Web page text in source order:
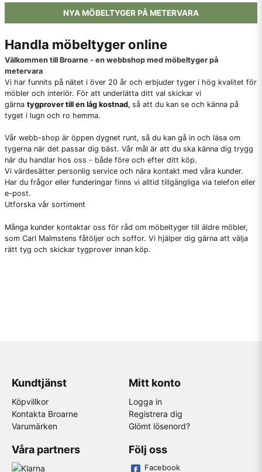
NYA MÖBELTYGER PÅ METERVARA
Handla möbeltyger online
Välkommen till Broarne - en webbshop med möbeltyger på
metervara
Vi har funnits på nätet i över 20 år och erbjuder tyger i hög kvalitet för
möbler och interiör. För att underlätta ditt val skickar vi
gärna tygprover till en låg kostnad, så att du kan se och känna på
tyget i lugn och ro hemma.
Vår webb-shop är öppen dygnet runt, så du kan gå in och läsa om
tygerna när det passar dig bäst. Vår mål är att du ska känna dig trygg
när du handlar hos oss - både före och efter ditt köp.
Vi värdesätter personlig service och nära kontakt med våra kunder.
Har du frågor eller funderingar finns vi alltid tillgängliga via telefon eller
e-post.
Utforska vår sortiment
Många kunder kontaktar oss för råd om möbeltyger till äldre möbler,
som Carl Malmstens fåtöljer och soffor. Vi hjälper dig gärna att välja
rätt tyg och skickar tygprover innan köp.
Kundtjänst
Köpvillkor
Kontakta Broarne
Varumärken
Mitt konto
Logga in
Registrera dig
Glömt lösenord?
Våra partners Följ oss
Facebook